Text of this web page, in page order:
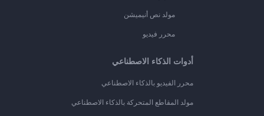
مولد نص أنيميشن
محرر فيديو
أدوات الذكاء الاصطناعي
محرر الفيديو بالذكاء الاصطناعي
مولد المقاطع المتحركة بالذكاء الاصطناعي